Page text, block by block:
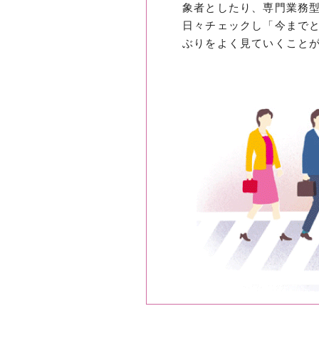
象者としたり、専門業務
日々チェックし「今まで
ぶりをよく見ていくこと